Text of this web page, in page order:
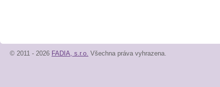
© 2011 - 2026 FADIA, s.r.o. Všechna práva vyhrazena.